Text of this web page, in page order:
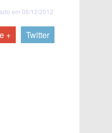
em 06/12/2012
+
Twitter